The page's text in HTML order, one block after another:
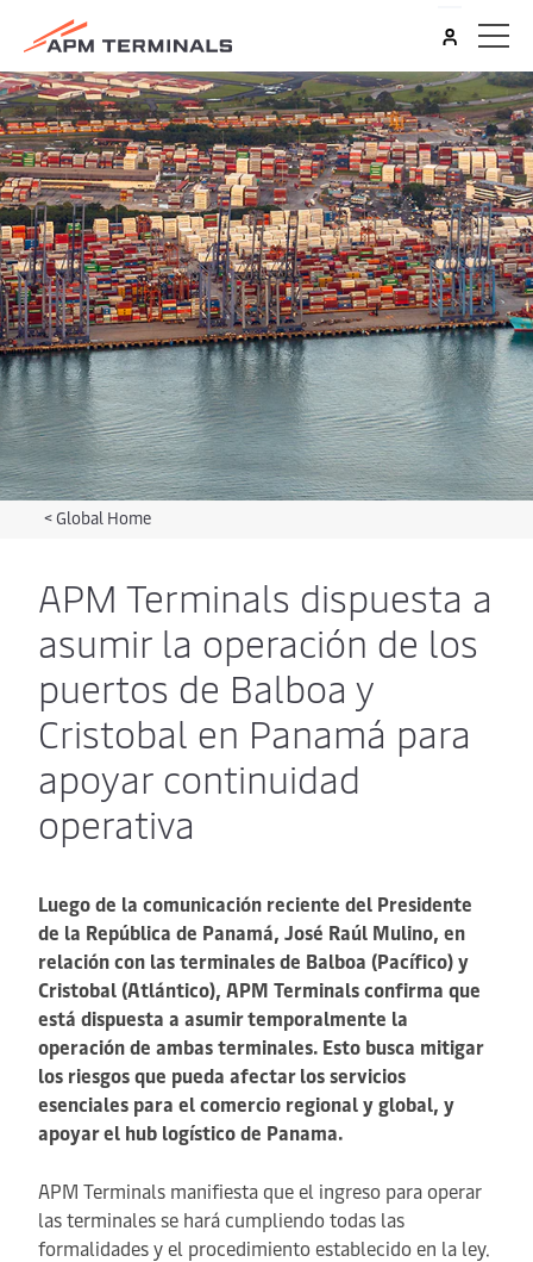
<Global Home
APM Terminals dispuesta a
asumir la operación de los
puertos de Balboa y
Cristobal en Panamá para
apoyar continuidad
operativa
Luego de la comunicación reciente del Presidente
de la República de Panamá, José Raúl Mulino, en
relación con las terminales de Balboa (Pacífico) y
Cristobal (Atlántico), APM Terminals confirma que
está dispuesta a asumir temporalmente la
operación de ambas terminales. Esto busca mitigar
los riesgos que pueda afectar los servicios
esenciales para el comercio regional y global, y
apoyar el hub logístico de Panama.
APM Terminals manifiesta que el ingreso para operar
las terminales se hará cumpliendo todas las
formalidades y el procedimiento establecido en la ley.